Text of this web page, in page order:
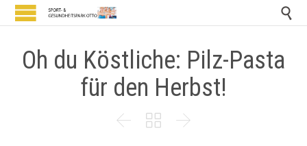

Oh du Köstliche: Pilz-Pasta
für den Herbst!
  